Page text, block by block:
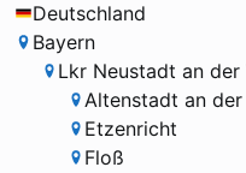
Deutschland
Bayern
Lkr Neustadt an der
Altenstadt an der
Etzenricht
Floß